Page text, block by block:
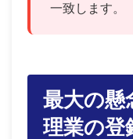
一致します。
最大の懸
理業の登